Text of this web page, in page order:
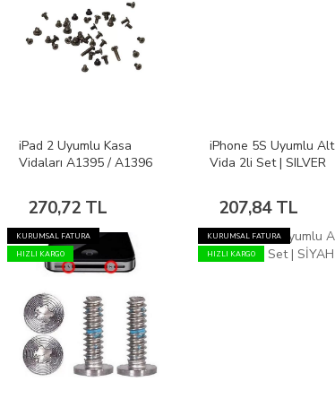
iPad 2 Uyumlu Kasa
Vidaları A1395 / A1396
270,72 TL
iPhone 5S Uyumlu Alt
Vida 2li Set | SILVER
207,84 TL
KURUMSAL FATURA
HIZLI KARGO
KURUMSAL FATURA
HIZLI KARGO